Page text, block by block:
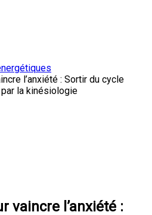
l’anxiété : Sortir du cycle
la kinésiologie
vaincre l’anxiété :